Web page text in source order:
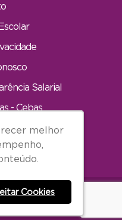
melhor
Cookies
melhor
Cookies
Salarial
- Cebas
à Carandá Educação.